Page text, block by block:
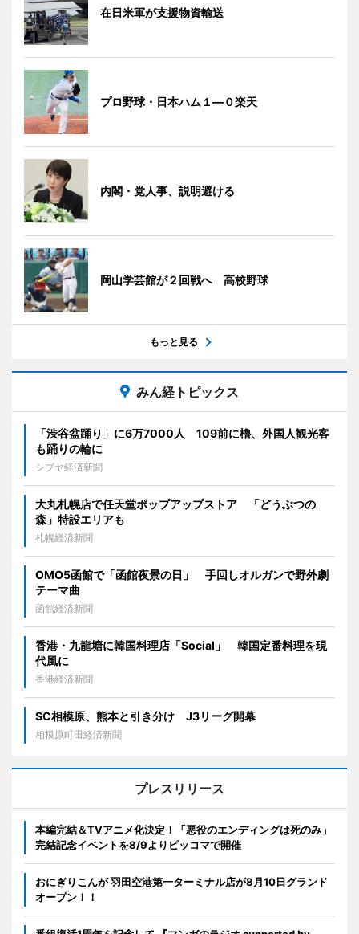
在日米軍が支援物資輸送
プロ野球・日本ハム１―０楽天
内閣・党人事、説明避ける
岡山学芸館が２回戦へ 高校野球
もっと見る
みん経トピックス
「渋谷盆踊り」に6万7000人 109前に櫓、外国人観光客
も踊りの輪に
シブヤ経済新聞
大丸札幌店で任天堂ポップアップストア 「どうぶつの
森」特設エリアも
札幌経済新聞
OMO5函館で「函館夜景の日」 手回しオルガンで野外劇
テーマ曲
函館経済新聞
香港・九龍塘に韓国料理店「Social」 韓国定番料理を現
代風に
香港経済新聞
SC相模原、熊本と引き分け J3リーグ開幕
相模原町田経済新聞
プレスリリース
本編完結＆TVアニメ化決定！「悪役のエンディングは死のみ」
完結記念イベントを8/9よりピッコマで開催
おにぎりこんが 羽田空港第一ターミナル店が8月10日グランド
オープン！！